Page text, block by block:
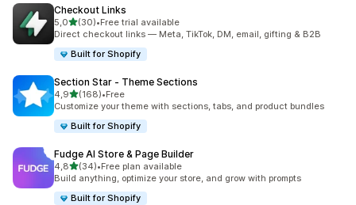
Checkout Links
5,05 yıldız üzerinden
(30)
toplam 30 değerlendirme
•Free trial available
Direct checkout links — Meta, TikTok, DM, email, gifting & B2B
Built for Shopify
Section Star ‑ Theme Sections
4,95 yıldız üzerinden
(168)
toplam 168 değerlendirme
•Free
Customize your theme with sections, tabs, and product bundles
Built for Shopify
Fudge AI Store & Page Builder
4,85 yıldız üzerinden
(34)
toplam 34 değerlendirme
•Free plan available
Build anything, optimize your store, and grow with prompts
Built for Shopify